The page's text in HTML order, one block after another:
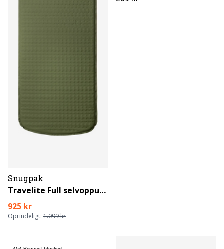
Snugpak
Travelite Full selvoppustelig liggeunderlag
925 kr
Oprindeligt: 1.099 kr